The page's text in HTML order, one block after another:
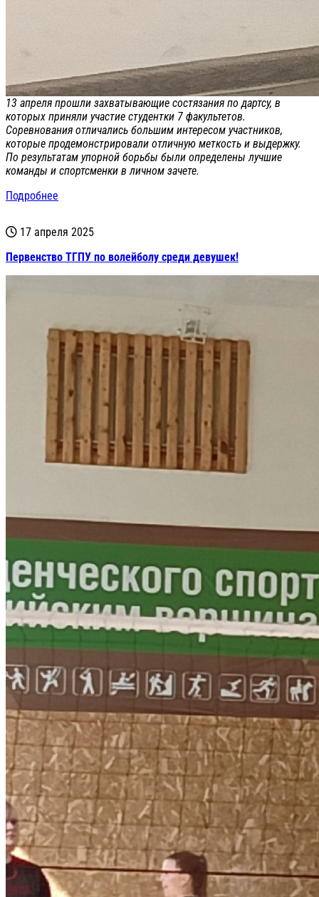
13 апреля прошли захватывающие состязания по дартсу, в
которых приняли участие студентки 7 факультетов.
Соревнования отличались большим интересом участников,
которые продемонстрировали отличную меткость и выдержку.
По результатам упорной борьбы были определены лучшие
команды и спортсменки в личном зачете.
Подробнее
17 апреля 2025
Первенство ТГПУ по волейболу среди девушек!